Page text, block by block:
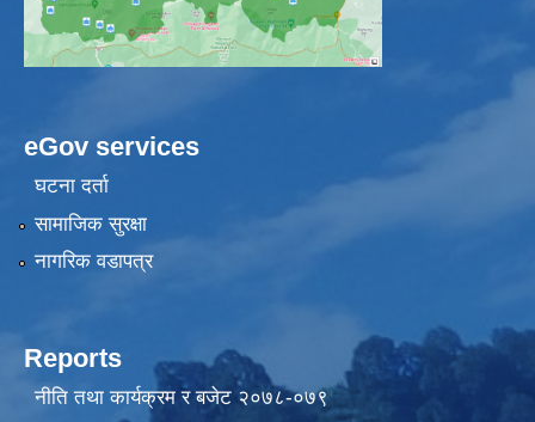
eGov services
घटना दर्ता
सामाजिक सुरक्षा
नागरिक वडापत्र
Reports
नीति तथा कार्यक्रम र बजेट २०७८-०७९